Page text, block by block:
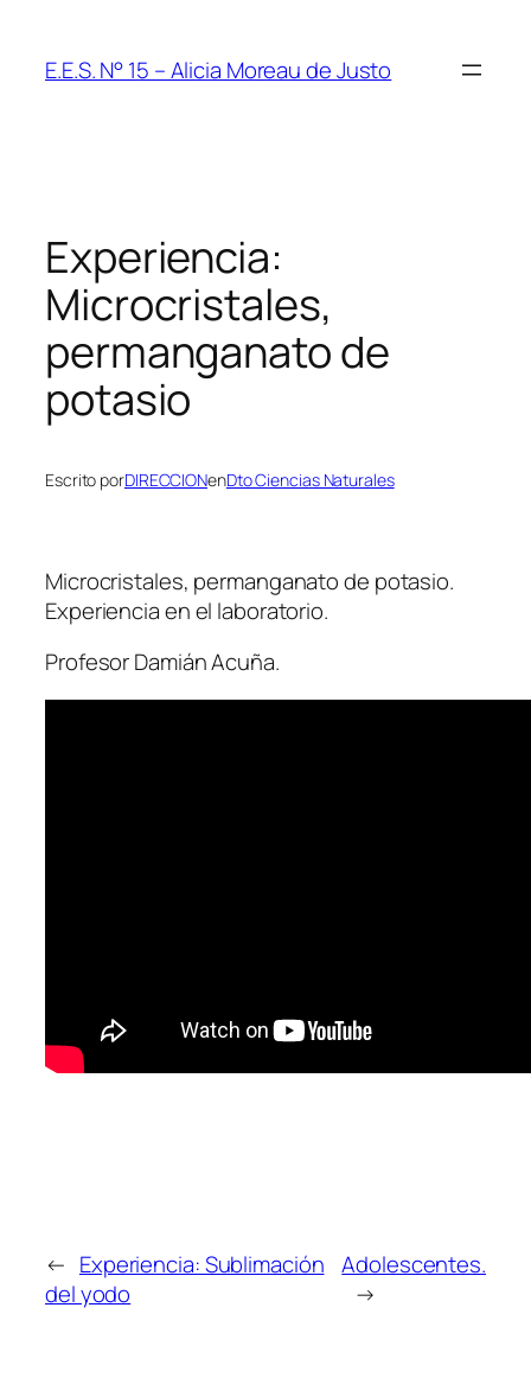
contenido
E.E.S. N° 15 – Alicia Moreau de Justo
Experiencia:
Microcristales,
permanganato de
potasio
Escrito porDIRECCIONenDto Ciencias Naturales
Microcristales, permanganato de potasio.
Experiencia en el laboratorio.
Profesor Damián Acuña.
← Experiencia: Sublimación
del yodo
Adolescentes.
→